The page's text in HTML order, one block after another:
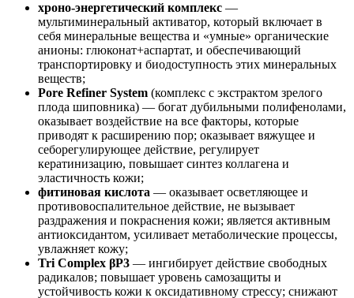
хроно-энергетический комплекс —
мультиминеральный активатор, который включает в
себя минеральные вещества и «умные» органические
анионы: глюконат+аспартат, и обеспечивающий
транспортировку и биодоступность этих минеральных
веществ;
Pore Refiner System (комплекс с экстрактом зрелого
плода шиповника) — богат дубильными полифенолами,
оказывает воздействие на все факторы, которые
приводят к расширению пор; оказывает вяжущее и
себорегулирующее действие, регулирует
кератинизацию, повышает синтез коллагена и
эластичность кожи;
фитиновая кислота — оказывает осветляющее и
противовоспалительное действие, не вызывает
раздражения и покраснения кожи; является активным
антиоксидантом, усиливает метаболические процессы,
увлажняет кожу;
Tri Complex βP3 — ингибирует действие свободных
радикалов; повышает уровень самозащиты и
устойчивость кожи к оксидативному стрессу; снижают